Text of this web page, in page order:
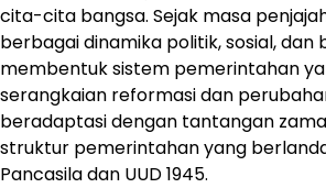
cita-cita bangsa. Sejak masa
berbagai dinamika politik, sosial, dan
membentuk sistem pemerintahan
serangkaian reformasi dan
beradaptasi dengan tantangan
struktur pemerintahan yang
Pancasila dan UUD 1945.